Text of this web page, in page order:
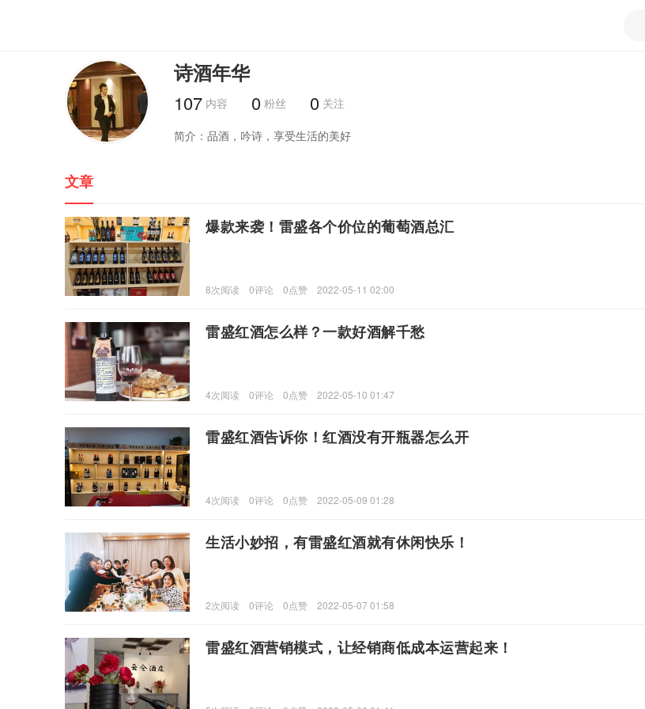
诗酒年华
107 内容 0 粉丝 0 关注
简介： 品酒，吟诗，享受生活的美好
文章
爆款来袭！雷盛各个价位的葡萄酒总汇
8次阅读 0评论 0点赞 2022-05-11 02:00
雷盛红酒怎么样？一款好酒解千愁
4次阅读 0评论 0点赞 2022-05-10 01:47
雷盛红酒告诉你！红酒没有开瓶器怎么开
4次阅读 0评论 0点赞 2022-05-09 01:28
生活小妙招，有雷盛红酒就有休闲快乐！
2次阅读 0评论 0点赞 2022-05-07 01:58
雷盛红酒营销模式，让经销商低成本运营起来！